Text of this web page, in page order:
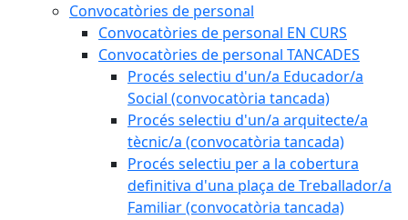
Convocatòries de personal
Convocatòries de personal EN CURS
Convocatòries de personal TANCADES
Procés selectiu d'un/a Educador/a
Social (convocatòria tancada)
Procés selectiu d'un/a arquitecte/a
tècnic/a (convocatòria tancada)
Procés selectiu per a la cobertura
definitiva d'una plaça de Treballador/a
Familiar (convocatòria tancada)